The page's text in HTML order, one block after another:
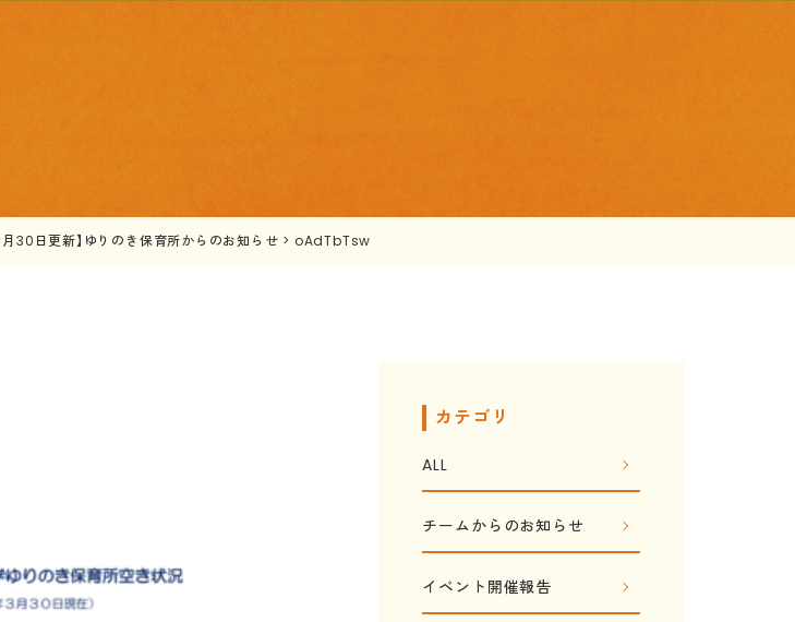
月30日更新】ゆりのき保育所からのお知らせ > oAdTbTsw
カテゴリ
ALL
チームからのお知らせ
イベント開催報告